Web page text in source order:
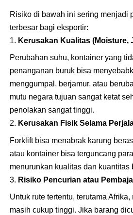
Risiko di bawah ini sering menjadi
terbesar bagi eksportir:
Kerusakan Kualitas (Moisture,
Perubahan suhu, kontainer yang
penanganan buruk bisa
menggumpal, berjamur, atau
mutu negara tujuan sangat ketat
penolakan sangat tinggi.
Kerusakan Fisik Selama
Forklift bisa menabrak karung
atau kontainer bisa terguncang
menurunkan kualitas dan kuantitas
Risiko Pencurian atau
Untuk rute tertentu, terutama
masih cukup tinggi. Jika barang